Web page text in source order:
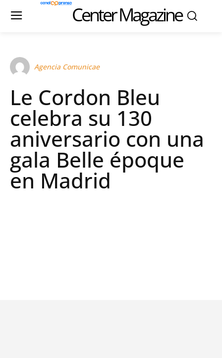
Center Magazine
Agencia Comunicae
Le Cordon Bleu
celebra su 130
aniversario con una
gala Belle époque
en Madrid